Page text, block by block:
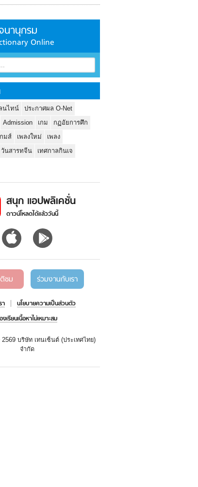
นานุกรม
Online
นไทน์
ประกาศผล O-Net
Admission เกม
กฏอัยการศึก
กมส์ เพลงใหม่
เพลง
วันสารทจีน
เทศกาลกินเจ
สนุก แอปพลิเคชั่น
ดาวน์โหลดได้แล้ววันนี้
ชม ร่วมงานกับเรา
า
นโยบายความเป็นส่วนตัว
งเรียนเนื้อหาไม่เหมาะสม
2569 บริษัท เทนเซ็นต์ (ประเทศไทย)
จำกัด